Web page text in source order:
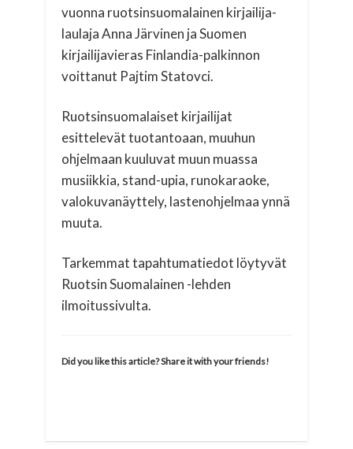
vuonna ruotsinsuomalainen kirjailija-
laulaja Anna Järvinen ja Suomen
kirjailijavieras Finlandia-palkinnon
voittanut Pajtim Statovci.
Ruotsinsuomalaiset kirjailijat
esittelevät tuotantoaan, muuhun
ohjelmaan kuuluvat muun muassa
musiikkia, stand-upia, runokaraoke,
valokuvanäyttely, lastenohjelmaa ynnä
muuta.
Tarkemmat tapahtumatiedot löytyvät
Ruotsin Suomalainen -lehden
ilmoitussivulta.
Did you like this article? Share it with your friends!